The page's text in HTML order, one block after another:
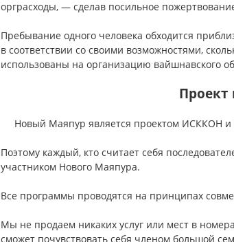
орграсходы, — сделав посильное
Пребывание одного человека обходится
в соответствии со своими возможностями,
использованы на организацию вайшнавского
Проект
Новый Маяпур является проектом ИСККОН
Поэтому каждый, кто считает себя
участником Нового Маяпура.
Все программы проводятся на принципах
Мы не продаем никаких услуг или мест в
сможет почувствовать себя членом большой